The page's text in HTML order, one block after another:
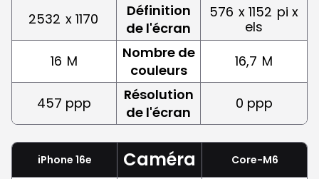
2532 x 1170
Définition
de l'écran
576 x 1152 pi x
els
16 M
Nombre de
couleurs
16,7 M
457 ppp
Résolution
de l'écran
0 ppp
iPhone 16e Caméra Core-M6